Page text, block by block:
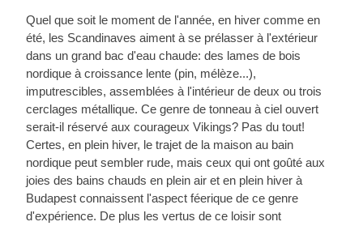
Quel que soit le moment de l'année, en hiver comme en
été, les Scandinaves aiment à se prélasser à l'extérieur
dans un grand bac d'eau chaude: des lames de bois
nordique à croissance lente (pin, mélèze...),
imputrescibles, assemblées à l'intérieur de deux ou trois
cerclages métallique. Ce genre de tonneau à ciel ouvert
serait-il réservé aux courageux Vikings? Pas du tout!
Certes, en plein hiver, le trajet de la maison au bain
nordique peut sembler rude, mais ceux qui ont goûté aux
joies des bains chauds en plein air et en plein hiver à
Budapest connaissent l'aspect féerique de ce genre
d'expérience. De plus les vertus de ce loisir sont